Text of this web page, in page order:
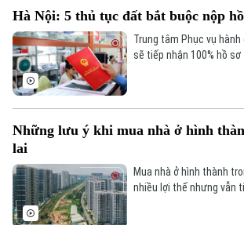
Thời sự
Hà Nội
Xã hội
An ninh trật tự
Công nghệ
Hà Nội
Nhịp sống Hà Nội
Người Hà Nội
Khoảnh khắc Hà Nội
Ẩm thực
Quân sự
Kinh tế
Tin tức
Nhà đất
Hà Nội: 5 thủ tục đất bắt buộc nộp
Trung tâm Phục vụ
sẽ tiếp nhận 100% hồ
Những lưu ý khi mua nhà ở hình
lai
Mua nhà ở hình thành
nhiều lợi thế nhưng vẫn